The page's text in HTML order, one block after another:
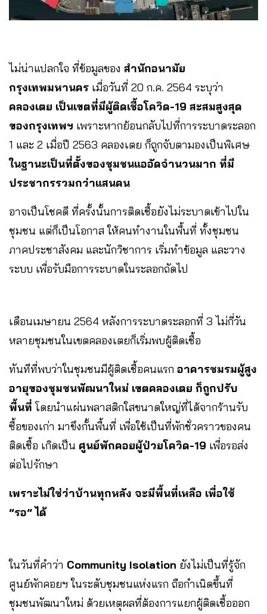
ไม่น่าแปลกใจ ที่ข้อมูลของ สำนักอนามัย
กรุงเทพมหานคร เมื่อวันที่ 20 ก.ค. 2564 ระบุว่า
คลองเตย เป็นเขตที่มีผู้ติดเชื้อโควิด-19 สะสมสูงสุด
ของกรุงเทพฯ เพราะหากย้อนกลับไปที่การระบาดระลอก
1 และ 2 เมื่อปี 2563 คลองเตย ก็ถูกจับตามองเป็นพิเศษ
ในฐานะเป็นที่ตั้งของชุมชนแออัดจำนวนมาก ที่มี
ประชากรรวมกว่าแสนคน
อาจเป็นโชคดี ที่ครั้งนั้นการติดเชื้อยังไม่ระบาดเข้าไปใน
ชุมชน แต่ก็เป็นโอกาส ให้คนทำงานในพื้นที่ ทั้งชุมชน
ภาคประชาสังคม และนักวิชาการ เริ่มทำข้อมูล และวาง
ระบบ เพื่อรับมือการระบาดในระลอกถัดไป
เดือนเมษายน 2564 หลังการระบาดระลอกที่ 3 ไม่กี่วัน
หลายชุมชนในเขตคลองเตยก็เริ่มพบผู้ติดเชื้อ
ทันทีที่พบว่าในชุมชนมีผู้ติดเชื้อคนแรก อาคารชมรมผู้สูง
อายุของชุมชนพัฒนาใหม่ เขตคลองเตย ก็ถูกปรับ
พื้นที่โดยนำแผ่นพลาสติกใสขนาดใหญ่ที่ได้จากร้านรับ
ซื้อของเก่า มาขึงกั้นพื้นที่ เพื่อใช้เป็นที่พักชั่วคราวของคน
ติดเชื้อ เกิดเป็น ศูนย์พักคอยผู้ป่วยโควิด-19 เพื่อรอส่ง
ต่อไปรักษา
เพราะไม่ใช่ว่าบ้านทุกหลัง จะมีพื้นที่เหลือ เพื่อใช้
“รอ” ได้
ในวันที่คำว่า Community Isolation ยังไม่เป็นที่รู้จัก
ศูนย์พักคอยฯ ในระดับชุมชนแห่งแรก ถือกำเนิดขึ้นที่
ชุมชนพัฒนาใหม่ ด้วยเหตุผลที่ต้องการแยกผู้ติดเชื้อออก